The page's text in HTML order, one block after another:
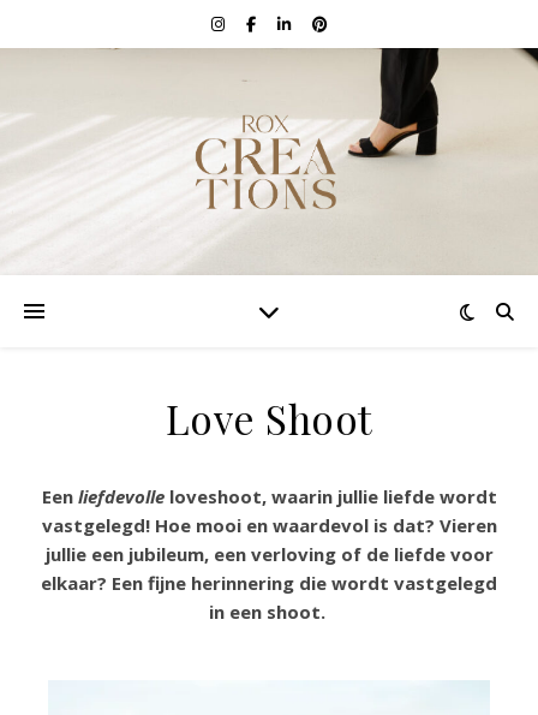
Love Shoot
Een liefdevolleloveshoot, waarin jullie liefde wordt
vastgelegd! Hoe mooi en waardevol is dat? Vieren
jullie een jubileum, een verloving of de liefde voor
elkaar? Een fijne herinnering die wordt vastgelegd
in een shoot.